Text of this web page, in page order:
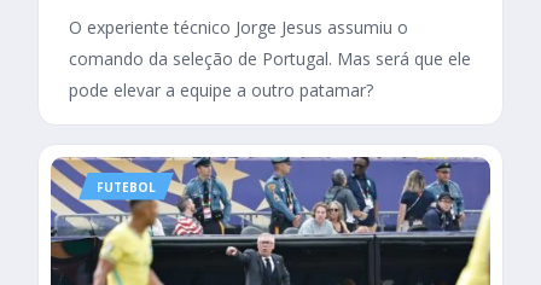
O experiente técnico Jorge Jesus assumiu o
comando da seleção de Portugal. Mas será que ele
pode elevar a equipe a outro patamar?
FUTEBOL